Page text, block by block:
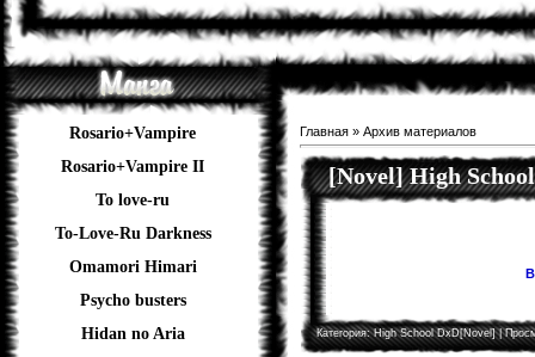
Rosario+Vampire
Rosario+Vampire II
To love-ru
To-Love-Ru Darkness
Omamori Himari
Psycho busters
Hidan no Aria
Главная » Архив материалов
[Novel] High
Категория:High School DxD[Novel]|